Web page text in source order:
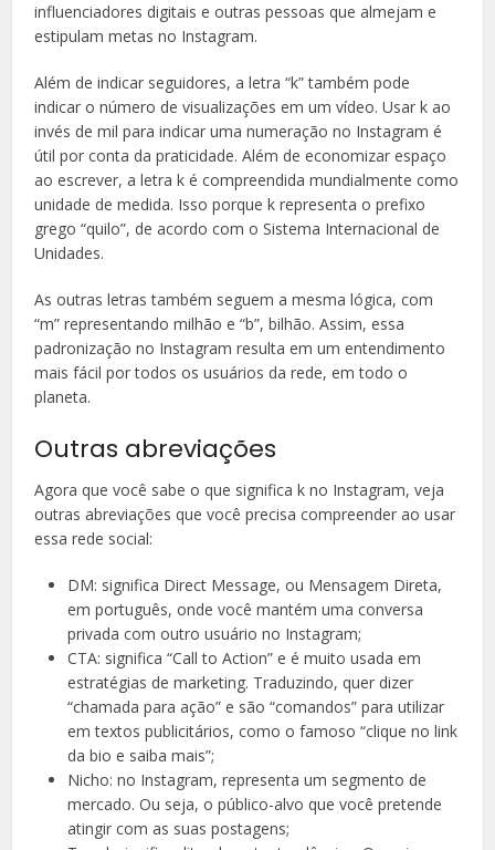
influenciadores digitais e outras pessoas que almejam e
estipulam metas no Instagram.
Além de indicar seguidores, a letra “k” também pode
indicar o número de visualizações em um vídeo. Usar k ao
invés de mil para indicar uma numeração no Instagram é
útil por conta da praticidade. Além de economizar espaço
ao escrever, a letra k é compreendida mundialmente como
unidade de medida. Isso porque k representa o prefixo
grego “quilo”, de acordo com o Sistema Internacional de
Unidades.
As outras letras também seguem a mesma lógica, com
“m” representando milhão e “b”, bilhão. Assim, essa
padronização no Instagram resulta em um entendimento
mais fácil por todos os usuários da rede, em todo o
planeta.
Outras abreviações
Agora que você sabe o que significa k no Instagram, veja
outras abreviações que você precisa compreender ao usar
essa rede social:
DM: significa Direct Message, ou Mensagem Direta,
em português, onde você mantém uma conversa
privada com outro usuário no Instagram;
CTA: significa “Call to Action” e é muito usada em
estratégias de marketing. Traduzindo, quer dizer
“chamada para ação” e são “comandos” para utilizar
em textos publicitários, como o famoso “clique no link
da bio e saiba mais”;
Nicho: no Instagram, representa um segmento de
mercado. Ou seja, o público-alvo que você pretende
atingir com as suas postagens;